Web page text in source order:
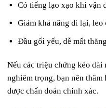
Có tiếng lạo xạo khi vận
Giảm khả năng đi lại, leo
Đầu gối yếu, dễ mất
Nếu các triệu chứng kéo dài
nghiêm trọng, bạn nên thăm
được chẩn đoán chính xác.